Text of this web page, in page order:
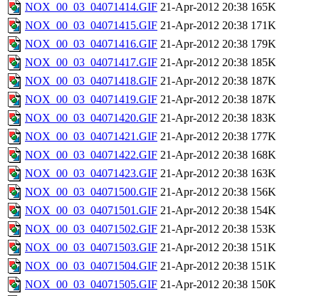
NOX_00_03_04071414.GIF 21-Apr-2012 20:38 165K
NOX_00_03_04071415.GIF 21-Apr-2012 20:38 171K
NOX_00_03_04071416.GIF 21-Apr-2012 20:38 179K
NOX_00_03_04071417.GIF 21-Apr-2012 20:38 185K
NOX_00_03_04071418.GIF 21-Apr-2012 20:38 187K
NOX_00_03_04071419.GIF 21-Apr-2012 20:38 187K
NOX_00_03_04071420.GIF 21-Apr-2012 20:38 183K
NOX_00_03_04071421.GIF 21-Apr-2012 20:38 177K
NOX_00_03_04071422.GIF 21-Apr-2012 20:38 168K
NOX_00_03_04071423.GIF 21-Apr-2012 20:38 163K
NOX_00_03_04071500.GIF 21-Apr-2012 20:38 156K
NOX_00_03_04071501.GIF 21-Apr-2012 20:38 154K
NOX_00_03_04071502.GIF 21-Apr-2012 20:38 153K
NOX_00_03_04071503.GIF 21-Apr-2012 20:38 151K
NOX_00_03_04071504.GIF 21-Apr-2012 20:38 151K
NOX_00_03_04071505.GIF 21-Apr-2012 20:38 150K